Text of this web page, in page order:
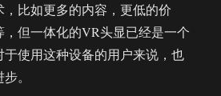
比如更多的内容，更低的价
但一体化的VR头显已经是一个
使用这种设备的用户来说，也
。